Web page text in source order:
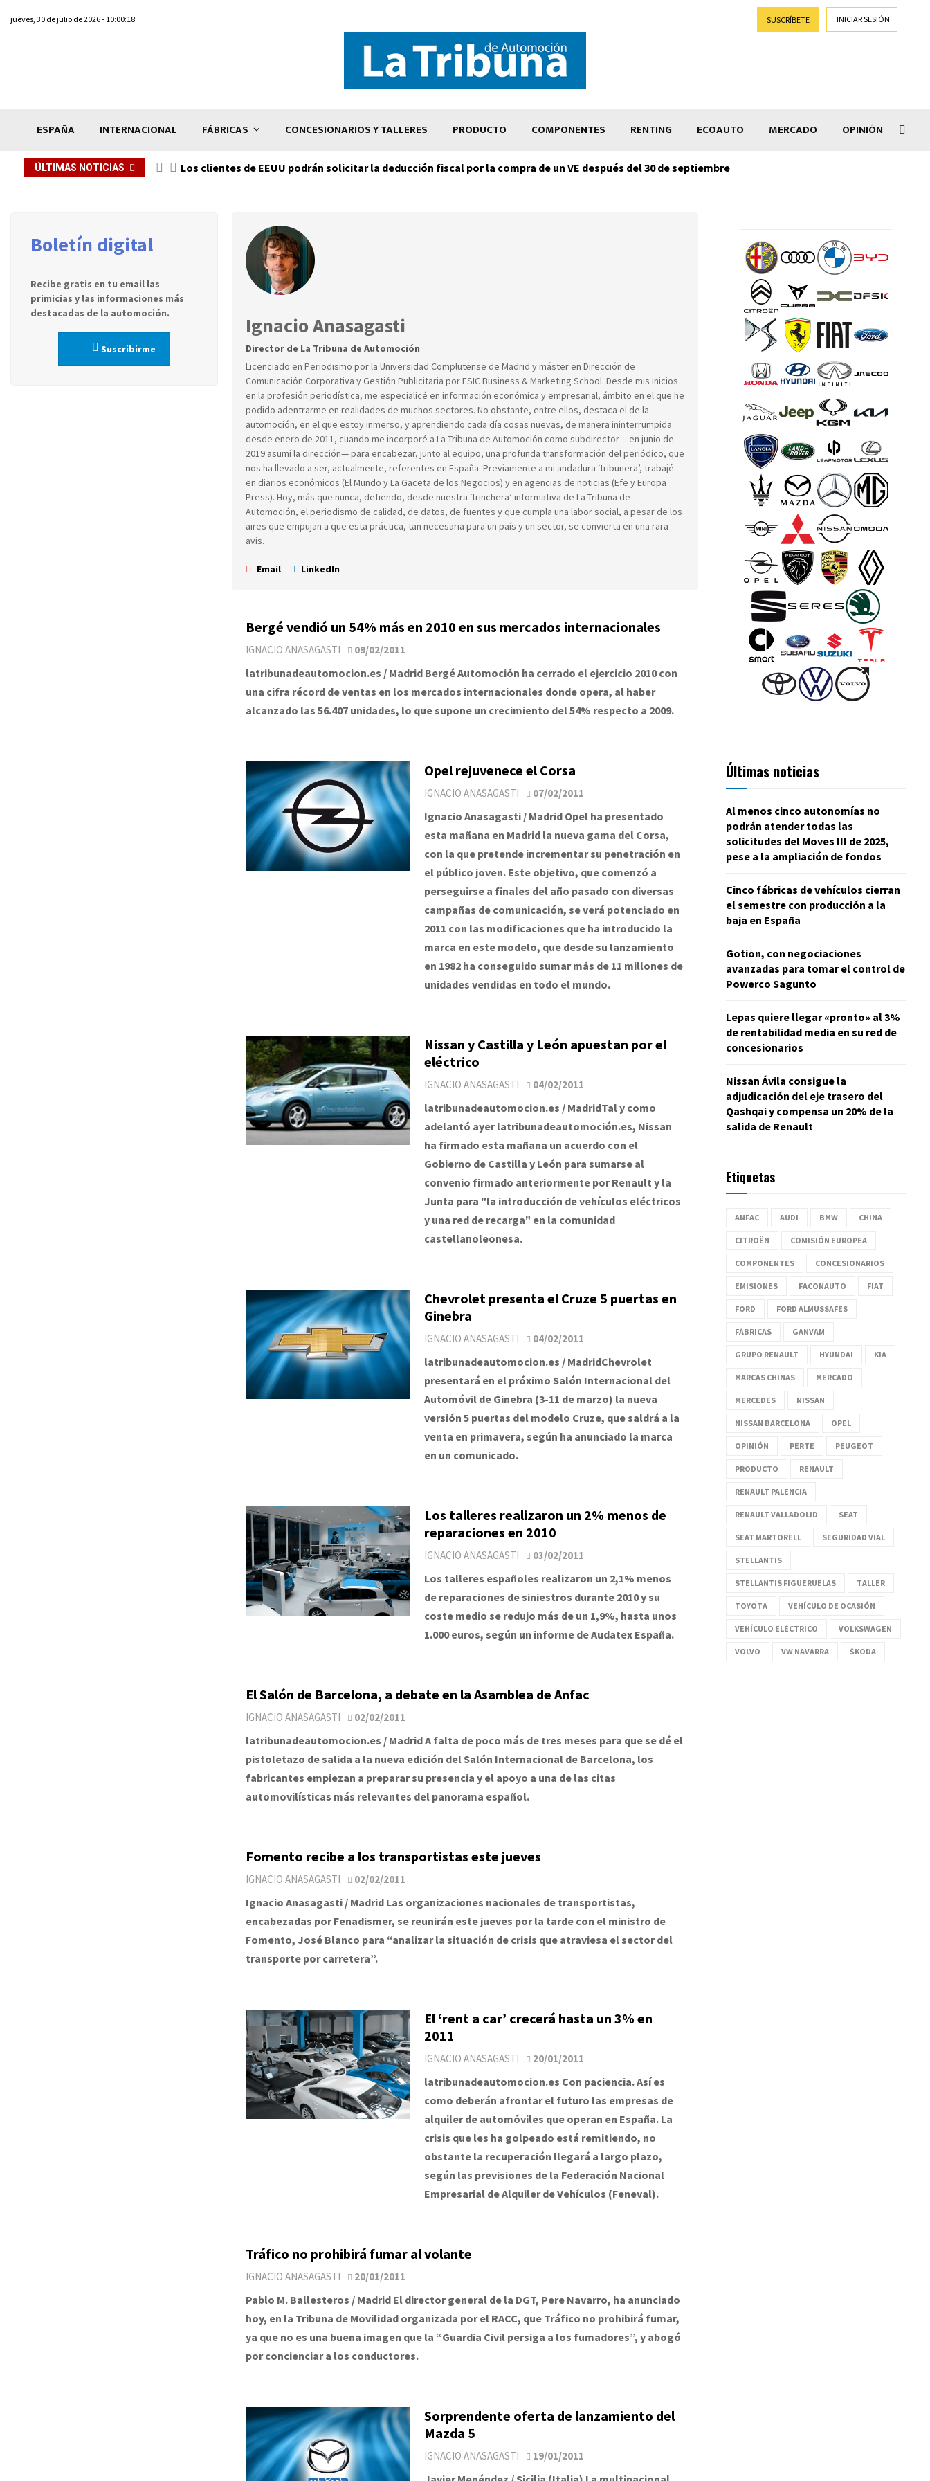
jueves, 30 de julio de 2026 - 10:00:18 SUSCRÍBETE INICIAR SESIÓN
ESPAÑA INTERNACIONAL FÁBRICAS CONCESIONARIOS Y TALLERES PRODUCTO COMPONENTES RENTING ECOAUTO MERCADO OPINIÓN
ÚLTIMAS NOTICIAS Los clientes de EEUU podrán solicitar la deducción fiscal por la compra de un VE después del 30 de septiembre
Ignacio Anasagasti
Director de La Tribuna de Automoción
Licenciado en Periodismo por la Universidad Complutense de Madrid y máster en Dirección de
Comunicación Corporativa y Gestión Publicitaria por ESIC Business & Marketing School. Desde mis inicios
en la profesión periodística, me especialicé en información económica y empresarial, ámbito en el que he
podido adentrarme en realidades de muchos sectores. No obstante, entre ellos, destaca el de la
automoción, en el que estoy inmerso, y aprendiendo cada día cosas nuevas, de manera ininterrumpida
desde enero de 2011, cuando me incorporé a La Tribuna de Automoción como subdirector —en junio de
2019 asumí la dirección— para encabezar, junto al equipo, una profunda transformación del periódico, que
nos ha llevado a ser, actualmente, referentes en España. Previamente a mi andadura ‘tribunera’, trabajé
en diarios económicos (El Mundo y La Gaceta de los Negocios) y en agencias de noticias (Efe y Europa
Press). Hoy, más que nunca, defiendo, desde nuestra ‘trinchera’ informativa de La Tribuna de
Automoción, el periodismo de calidad, de datos, de fuentes y que cumpla una labor social, a pesar de los
aires que empujan a que esta práctica, tan necesaria para un país y un sector, se convierta en una rara
avis.
Email LinkedIn
Bergé vendió un 54% más en 2010 en sus mercados internacionales
IGNACIO ANASAGASTI 09/02/2011
latribunadeautomocion.es / Madrid Bergé Automoción ha cerrado el ejercicio 2010 con
una cifra récord de ventas en los mercados internacionales donde opera, al haber
alcanzado las 56.407 unidades, lo que supone un crecimiento del 54% respecto a 2009.
Opel rejuvenece el Corsa
IGNACIO ANASAGASTI 07/02/2011
Ignacio Anasagasti / Madrid Opel ha presentado
esta mañana en Madrid la nueva gama del Corsa,
con la que pretende incrementar su penetración en
el público joven. Este objetivo, que comenzó a
perseguirse a finales del año pasado con diversas
campañas de comunicación, se verá potenciado en
2011 con las modificaciones que ha introducido la
marca en este modelo, que desde su lanzamiento
en 1982 ha conseguido sumar más de 11 millones de
unidades vendidas en todo el mundo.
Nissan y Castilla y León apuestan por el
eléctrico
IGNACIO ANASAGASTI 04/02/2011
latribunadeautomocion.es / MadridTal y como
adelantó ayer latribunadeautomoción.es, Nissan
ha firmado esta mañana un acuerdo con el
Gobierno de Castilla y León para sumarse al
convenio firmado anteriormente por Renault y la
Junta para "la introducción de vehículos eléctricos
y una red de recarga" en la comunidad
castellanoleonesa.
Chevrolet presenta el Cruze 5 puertas en
Ginebra
IGNACIO ANASAGASTI 04/02/2011
latribunadeautomocion.es / MadridChevrolet
presentará en el próximo Salón Internacional del
Automóvil de Ginebra (3-11 de marzo) la nueva
versión 5 puertas del modelo Cruze, que saldrá a la
venta en primavera, según ha anunciado la marca
en un comunicado.
Los talleres realizaron un 2% menos de
reparaciones en 2010
IGNACIO ANASAGASTI 03/02/2011
Los talleres españoles realizaron un 2,1% menos
de reparaciones de siniestros durante 2010 y su
coste medio se redujo más de un 1,9%, hasta unos
1.000 euros, según un informe de Audatex España.
El Salón de Barcelona, a debate en la Asamblea de Anfac
IGNACIO ANASAGASTI 02/02/2011
latribunadeautomocion.es / Madrid A falta de poco más de tres meses para que se dé el
pistoletazo de salida a la nueva edición del Salón Internacional de Barcelona, los
fabricantes empiezan a preparar su presencia y el apoyo a una de las citas
automovilísticas más relevantes del panorama español.
Fomento recibe a los transportistas este jueves
IGNACIO ANASAGASTI 02/02/2011
Ignacio Anasagasti / Madrid Las organizaciones nacionales de transportistas,
encabezadas por Fenadismer, se reunirán este jueves por la tarde con el ministro de
Fomento, José Blanco para “analizar la situación de crisis que atraviesa el sector del
transporte por carretera”.
El ‘rent a car’ crecerá hasta un 3% en
2011
IGNACIO ANASAGASTI 20/01/2011
latribunadeautomocion.es Con paciencia. Así es
como deberán afrontar el futuro las empresas de
alquiler de automóviles que operan en España. La
crisis que les ha golpeado está remitiendo, no
obstante la recuperación llegará a largo plazo,
según las previsiones de la Federación Nacional
Empresarial de Alquiler de Vehículos (Feneval).
Tráfico no prohibirá fumar al volante
IGNACIO ANASAGASTI 20/01/2011
Pablo M. Ballesteros / Madrid El director general de la DGT, Pere Navarro, ha anunciado
hoy, en la Tribuna de Movilidad organizada por el RACC, que Tráfico no prohibirá fumar,
ya que no es una buena imagen que la “Guardia Civil persiga a los fumadores”, y abogó
por concienciar a los conductores.
Sorprendente oferta de lanzamiento del
Mazda 5
IGNACIO ANASAGASTI 19/01/2011
Boletín digital
Recibe gratis en tu email las
primicias y las informaciones más
destacadas de la automoción.
Suscribirme
Últimas noticias
Al menos cinco autonomías no
podrán atender todas las
solicitudes del Moves III de 2025,
pese a la ampliación de fondos
Cinco fábricas de vehículos cierran
el semestre con producción a la
baja en España
Gotion, con negociaciones
avanzadas para tomar el control de
Powerco Sagunto
Lepas quiere llegar «pronto» al 3%
de rentabilidad media en su red de
concesionarios
Nissan Ávila consigue la
adjudicación del eje trasero del
Qashqai y compensa un 20% de la
salida de Renault
Etiquetas
ANFAC AUDI BMW CHINA
CITROËN COMISIÓN EUROPEA
COMPONENTES CONCESIONARIOS
EMISIONES FACONAUTO FIAT
FORD FORD ALMUSSAFES
FÁBRICAS GANVAM
GRUPO RENAULT HYUNDAI KIA
MARCAS CHINAS MERCADO
MERCEDES NISSAN
NISSAN BARCELONA OPEL
OPINIÓN PERTE PEUGEOT
PRODUCTO RENAULT
RENAULT PALENCIA
RENAULT VALLADOLID SEAT
SEAT MARTORELL SEGURIDAD VIAL
STELLANTIS
STELLANTIS FIGUERUELAS TALLER
TOYOTA VEHÍCULO DE OCASIÓN
VEHÍCULO ELÉCTRICO VOLKSWAGEN
VOLVO VW NAVARRA ŠKODA